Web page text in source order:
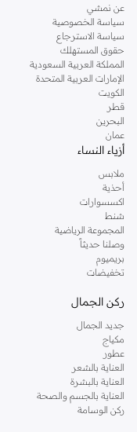
اليه.
تسوقي دوروثي بيركنز اون
تسوقي دوروثي بيركنز اون
دوروثي بيركنز الشهيرة. تصفحي
استخدمي القائمة لتحديد تجربة
والدعم الاستثنائي يضمن لك
عن نمشي
سياسة الخصوصية
سياسة الاسترجاع
حقوق المستهلك
المملكة العربية السعودية
الإمارات العربية المتحدة
الكويت
قطر
البحرين
عمان
أزياء النساء
ملابس
أحذية
اكسسوارات
شنط
المجموعة الرياضية
وصلنا حديثاً
بريميوم
تخفيضات
ركن الجمال
جديد الجمال
مكياج
عطور
العناية بالشعر
العناية بالبشرة
العناية بالجسم والصحة
ركن الوسامة